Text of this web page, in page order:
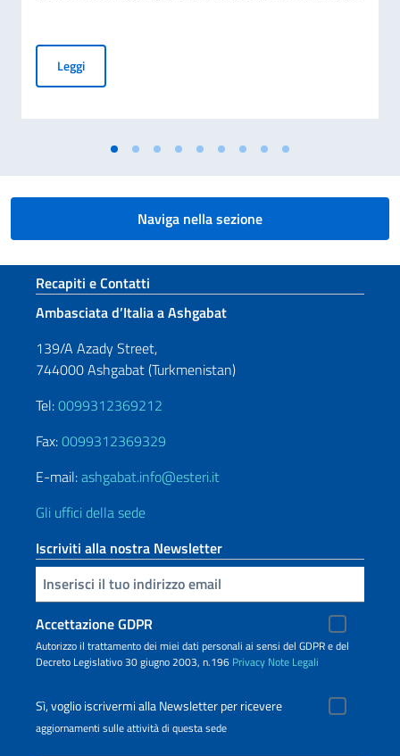
LeggiBANDO PER L’ASSEGNAZIONE DI BORSE DI STUDIO
Naviga nella sezione
Sezione footer
Recapiti e Contatti
Ambasciata d’Italia a Ashgabat
139/A Azady Street,
744000 Ashgabat (Turkmenistan)
Tel:0099312369212
Fax:0099312369329
E-mail:ashgabat.info@esteri.it
Gli uffici della sede
Iscriviti alla nostra Newsletter
Inserisci la tua email
Accettazione GDPR
Autorizzo il trattamento dei miei dati personali ai sensi del GDPR e del
Decreto Legislativo 30 giugno 2003, n.196 Privacy Note Legali
Sì, voglio iscrivermi alla Newsletter per ricevere
aggiornamenti sulle attività di questa sede